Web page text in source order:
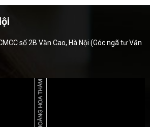
số 2B Văn Cao, Hà Nội (Góc ngã tư Văn